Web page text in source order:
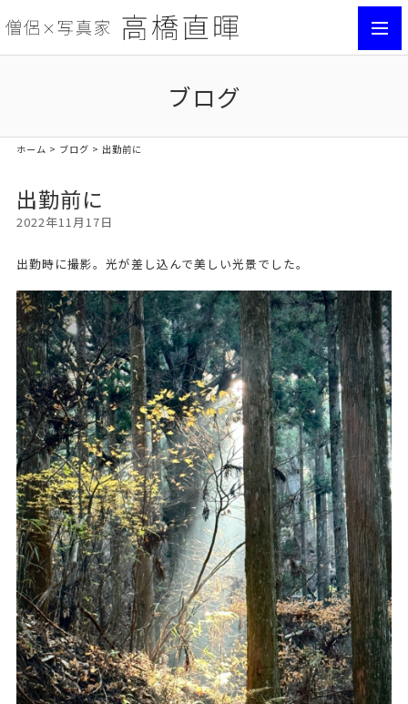
ブログ
ホーム > ブログ > 出勤前に
出勤前に
2022年11月17日
出勤時に撮影。光が差し込んで美しい光景でした。